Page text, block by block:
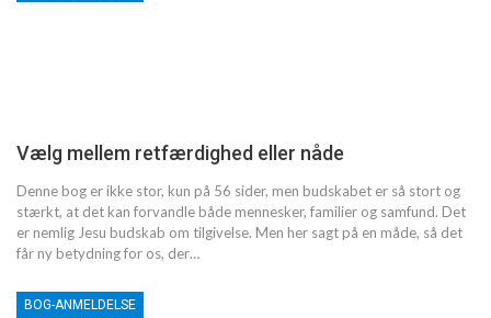
Vælg mellem retfærdighed eller nåde
Denne bog er ikke stor, kun på 56 sider, men budskabet er så stort og
stærkt, at det kan forvandle både mennesker, familier og samfund. Det
er nemlig Jesu budskab om tilgivelse. Men her sagt på en måde, så det
får ny betydning for os, der…
BOG-ANMELDELSE